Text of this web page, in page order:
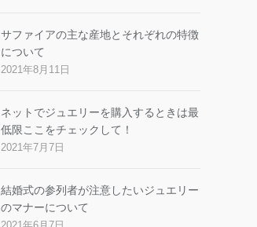
サファイアの主な産地とそれぞれの特徴
について
2021年8月11日
ネットでジュエリーを購入するときは最
低限ここをチェックして！
2021年7月7日
結婚式の参列者が注意したいジュエリー
のマナーについて